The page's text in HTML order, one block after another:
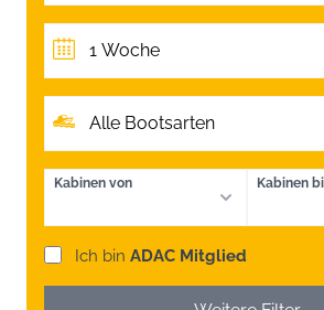
1 Woche
Alle Bootsarten
Kabinen von Kabinen
Ich bin ADAC Mitglied